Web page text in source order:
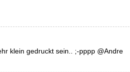
klein gedruckt sein.. ;-pppp @Andre